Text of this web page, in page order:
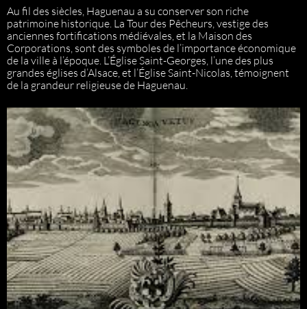
Au fil des siècles, Haguenau a su conserver son riche
patrimoine historique. La Tour des Pêcheurs, vestige des
anciennes fortifications médiévales, et la Maison des
Corporations, sont des symboles de l’importance économique
de la ville à l’époque. L’Église Saint-Georges, l’une des plus
grandes églises d’Alsace, et l’Église Saint-Nicolas, témoignent
de la grandeur religieuse de Haguenau.